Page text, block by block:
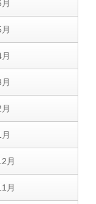
月
月